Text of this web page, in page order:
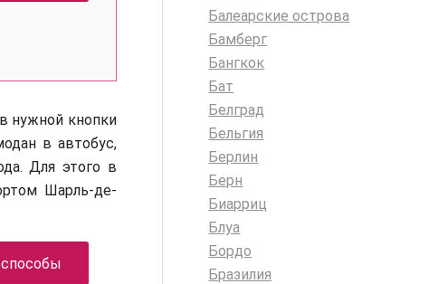
нужной кнопки
в автобус,
Для этого в
Шарль-де-
Балеарские острова
Бамберг
Бангкок
Бат
Белград
Бельгия
Берлин
Берн
Биарриц
Блуа
Бордо
Бразилия